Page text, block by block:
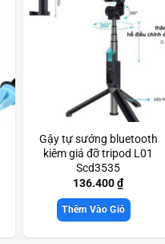
Gậy tự sướng bluetooth
kiêm giá đỡ tripod L01
Scd3535
136.400₫
Thêm Vào Giỏ